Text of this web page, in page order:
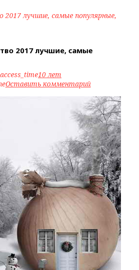
2017 лучшие, самые популярные,
2017 лучшие, самые
access_time10 лет
Оставить комментарий